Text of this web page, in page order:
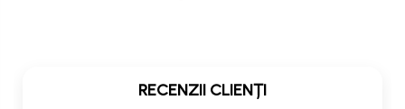
RECENZII CLIENȚI